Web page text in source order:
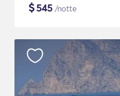
$545 /notte